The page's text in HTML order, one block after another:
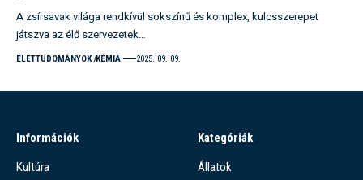
A zsírsavak világa rendkívül sokszínű és komplex, kulcsszerepet
játszva az élő szervezetek…
ÉLETTUDOMÁNYOK KÉMIA 2025. 09. 09.
Információk
Kultúra
Kategóriák
Állatok